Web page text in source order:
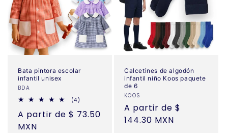
Bata pintora escolar
infantil unisex
Proveedor:
BDA
(4)
totales
Precio
habitual
A partir de $ 73.50
MXN
Calcetines de algodón
infantil niño Koos paquete
de 6
Proveedor:
KOOS
Precio
habitual
A partir de $
144.30 MXN